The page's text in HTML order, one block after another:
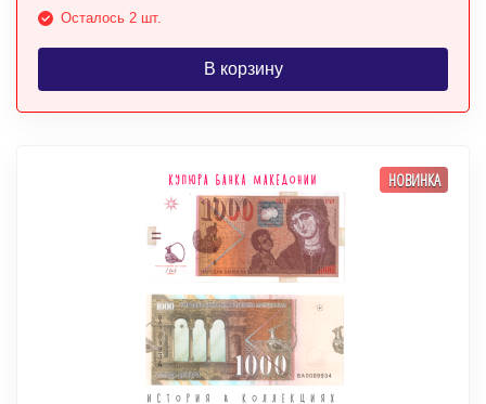
Осталось 2 шт.
В корзину
НОВИНКА